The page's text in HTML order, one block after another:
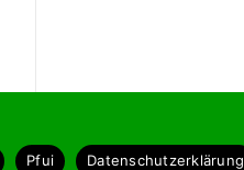
Pfui Datenschutzerklärung